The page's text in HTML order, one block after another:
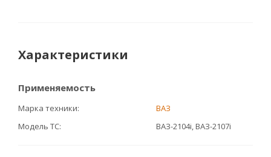
Характеристики
Применяемость
Марка техники
ВАЗ
Модель ТС
ВАЗ-2104i, ВАЗ-2107i